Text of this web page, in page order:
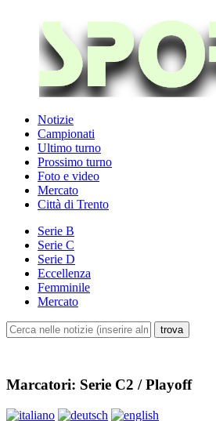
Notizie
Campionati
Ultimo turno
Prossimo turno
Foto e video
Mercato
Città di Trento
Serie B
Serie C
Serie D
Eccellenza
Femminile
Mercato
Marcatori: Serie C2 / Playoff